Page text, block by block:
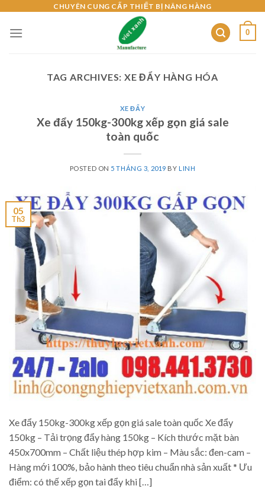
content
CHUYÊN CUNG CẤP THIẾT BỊ NÂNG HÀNG
0
TAG ARCHIVES:XE ĐẨY HÀNG HÓA
XE ĐẨY
Xe đẩy 150kg-300kg xếp gọn giá sale
toàn quốc
POSTED ON 5 THÁNG 3, 2019 BY LINH
05
Th3
Xe đẩy 150kg-300kg xếp gọn giá sale toàn quốc Xe đẩy
150kg – Tải trọng đẩy hàng 150kg – Kích thước mặt bàn
450x700mm – Chất liệu thép hợp kim – Màu sắc: đen-cam –
Hàng mới 100%, bảo hành theo tiêu chuẩn nhà sản xuất * Ưu
điểm: có thế xếp gọn tai đẩy khi […]